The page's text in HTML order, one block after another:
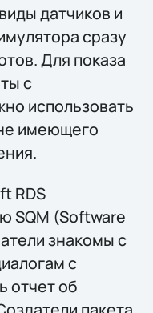
датчиков и
сразу
Для показа
с
использовать
имеющего
RDS
SQM (Software
знакомы с
с
отчет об